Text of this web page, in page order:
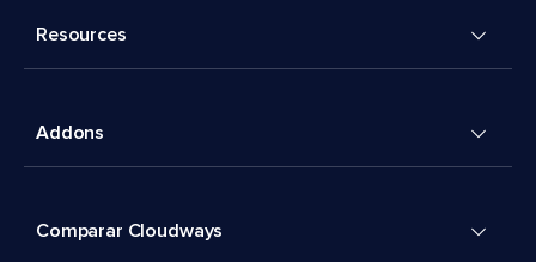
Resources
Addons
Comparar Cloudways